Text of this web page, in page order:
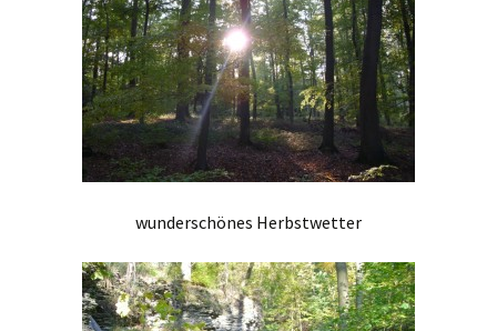
wunderschönes Herbstwetter